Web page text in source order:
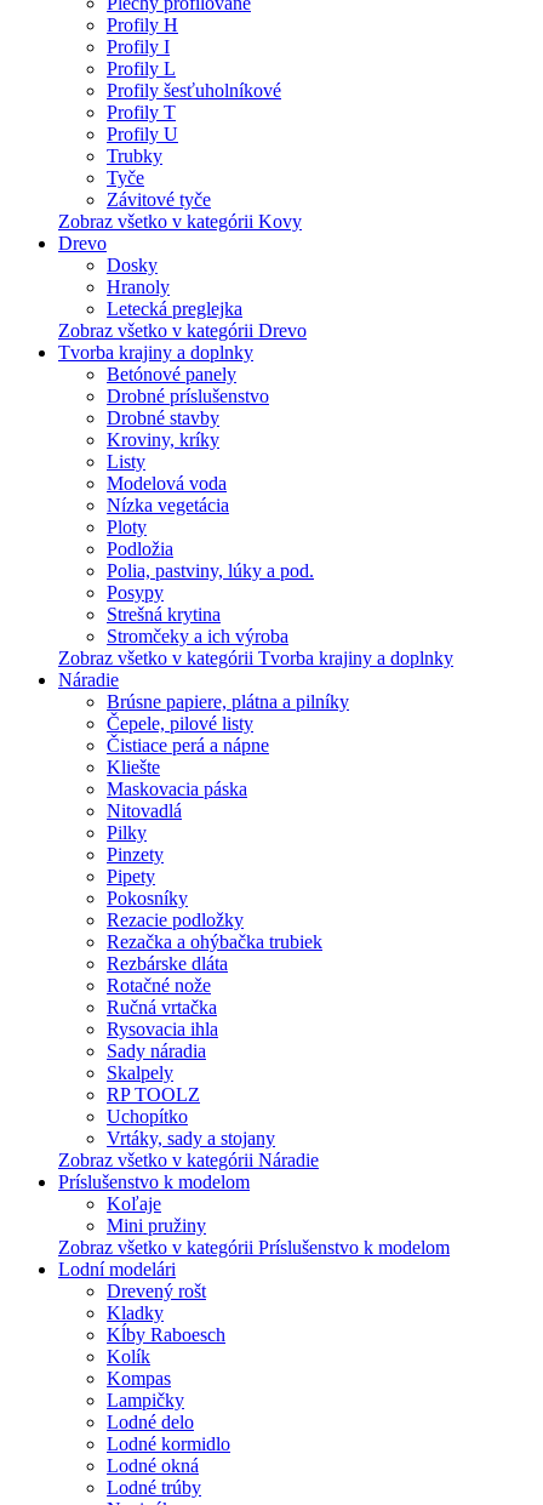
Profily H
Profily I
Profily L
Profily šesťuholníkové
Profily T
Profily U
Trubky
Tyče
Závitové tyče
Zobraz všetko v kategórii Kovy
Drevo
Dosky
Hranoly
Letecká preglejka
Zobraz všetko v kategórii Drevo
Tvorba krajiny a doplnky
Betónové panely
Drobné príslušenstvo
Drobné stavby
Kroviny, kríky
Listy
Modelová voda
Nízka vegetácia
Ploty
Podložia
Polia, pastviny, lúky a pod.
Posypy
Strešná krytina
Stromčeky a ich výroba
Zobraz všetko v kategórii Tvorba krajiny a doplnky
Náradie
Brúsne papiere, plátna a pilníky
Čepele, pilové listy
Čistiace perá a nápne
Kliešte
Maskovacia páska
Nitovadlá
Pilky
Pinzety
Pipety
Pokosníky
Rezacie podložky
Rezačka a ohýbačka trubiek
Rezbárske dláta
Rotačné nože
Ručná vrtačka
Rysovacia ihla
Sady náradia
Skalpely
RP TOOLZ
Uchopítko
Vrtáky, sady a stojany
Zobraz všetko v kategórii Náradie
Príslušenstvo k modelom
Koľaje
Mini pružiny
Zobraz všetko v kategórii Príslušenstvo k modelom
Lodní modelári
Drevený rošt
Kladky
Kĺby Raboesch
Kolík
Kompas
Lampičky
Lodné delo
Lodné kormidlo
Lodné okná
Lodné trúby